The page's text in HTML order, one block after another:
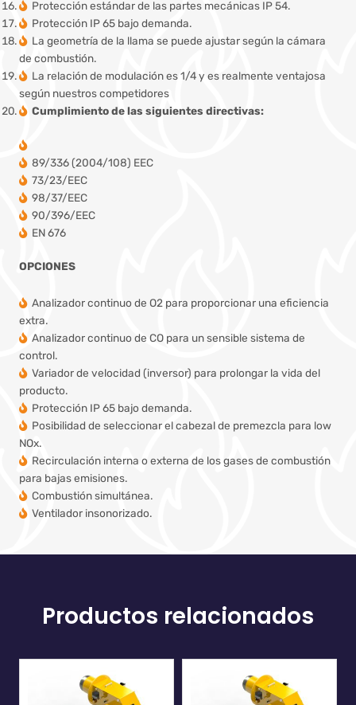
Protección estándar de las partes mecánicas IP 54.
Protección IP 65 bajo demanda.
La geometría de la llama se puede ajustar según la cámara
de combustión.
La relación de modulación es 1/4 y es realmente ventajosa
según nuestros competidores
Cumplimiento de las siguientes directivas:
89/336 (2004/108) EEC
73/23/EEC
98/37/EEC
90/396/EEC
EN 676
OPCIONES
Analizador continuo de O2 para proporcionar una eficiencia
extra.
Analizador continuo de CO para un sensible sistema de
control.
Variador de velocidad (inversor) para prolongar la vida del
producto.
Protección IP 65 bajo demanda.
Posibilidad de seleccionar el cabezal de premezcla para low
NOx.
Recirculación interna o externa de los gases de combustión
para bajas emisiones.
Combustión simultánea.
Ventilador insonorizado.
Productos relacionados